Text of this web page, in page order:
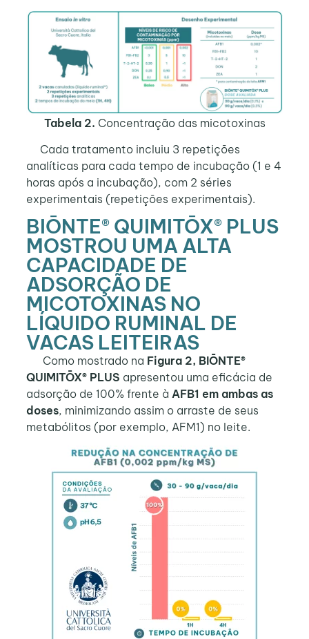
Tabela 2. Concentração das micotoxinas
Cada tratamento incluiu 3 repetições
analíticas para cada tempo de incubação (1 e 4
horas após a incubação), com 2 séries
experimentais (repetições experimentais).
BIŌNTE® QUIMITŌX® PLUS
MOSTROU UMA ALTA
CAPACIDADE DE
ADSORÇÃO DE
MICOTOXINAS NO
LÍQUIDO RUMINAL DE
VACAS LEITEIRAS
Como mostrado na Figura 2, BIŌNTE®
QUIMITŌX® PLUS apresentou uma eficácia de
adsorção de 100% frente à AFB1 em ambas as
doses, minimizando assim o arraste de seus
metabólitos (por exemplo, AFM1) no leite.